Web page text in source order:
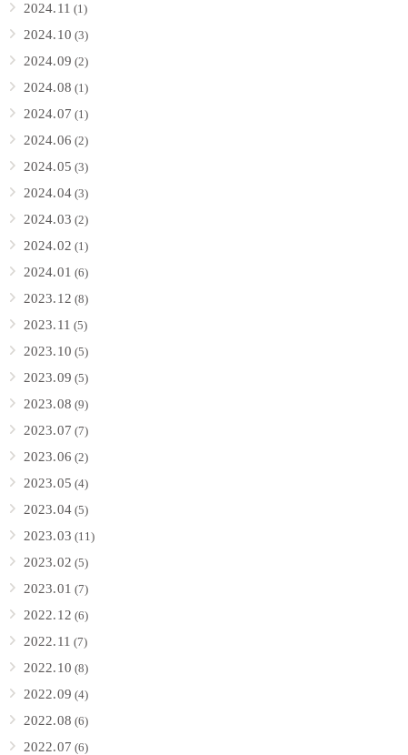
2024.11 (1)
2024.10 (3)
2024.09 (2)
2024.08 (1)
2024.07 (1)
2024.06 (2)
2024.05 (3)
2024.04(3)
2024.03 (2)
2024.02 (1)
2024.01 (6)
2023.12 (8)
2023.11 (5)
2023.10 (5)
2023.09 (5)
2023.08 (9)
2023.07 (7)
2023.06 (2)
2023.05 (4)
2023.04(5)
2023.03 (11)
2023.02 (5)
2023.01 (7)
2022.12 (6)
2022.11 (7)
2022.10 (8)
2022.09 (4)
2022.08 (6)
2022.07 (6)